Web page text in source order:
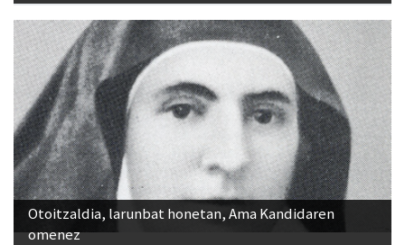
Otoitzaldia, larunbat honetan, Ama Kandidaren
omenez